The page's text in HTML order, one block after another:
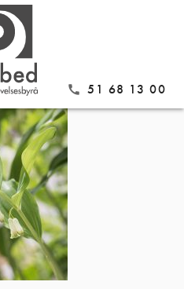
call 51 68 13 00